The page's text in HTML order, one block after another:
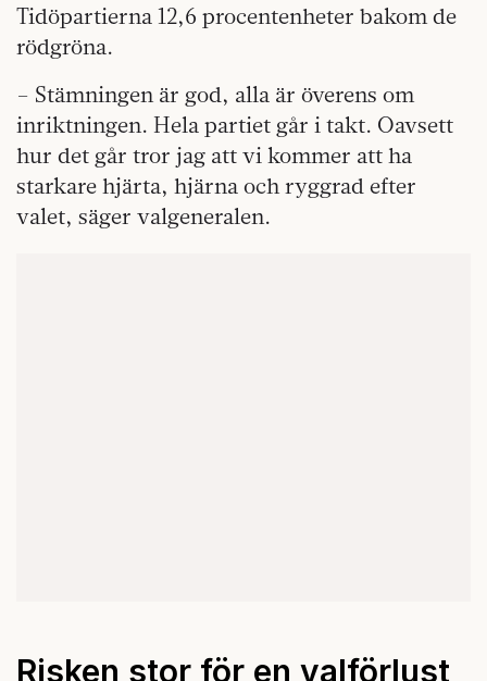
Tidöpartierna 12,6 procentenheter bakom de
rödgröna.
– Stämningen är god, alla är överens om
inriktningen. Hela partiet går i takt. Oavsett
hur det går tror jag att vi kommer att ha
starkare hjärta, hjärna och ryggrad efter
valet, säger valgeneralen.
Risken stor för en valförlust